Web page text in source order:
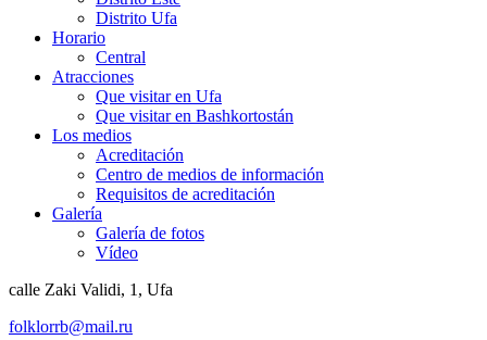
Distrito Ufa
Horario
Central
Atracciones
Que visitar en Ufa
Que visitar en Bashkortostán
Los medios
Acreditación
Centro de medios de información
Requisitos de acreditación
Galería
Galería de fotos
Vídeo
calle Zaki Validi, 1, Ufa
folklorrb@mail.ru